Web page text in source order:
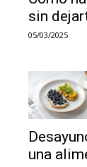
sin
05/03/2025
una